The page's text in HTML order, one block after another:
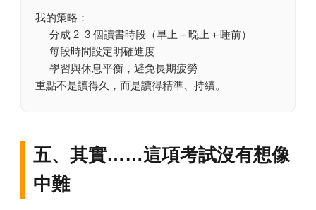
我的策略：
分成 2–3 個讀書時段（早上＋晚上＋睡前）
每段時間設定明確進度
學習與休息平衡，避免長期疲勞
重點不是讀得久，而是讀得精準、持續。
五、其實……這項考試沒有想像
中難